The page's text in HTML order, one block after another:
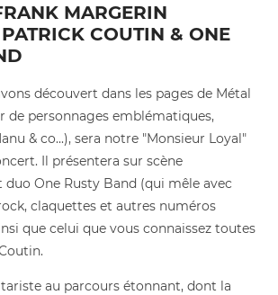
MARGERIN
COUTIN & ONE
découvert dans les pages de Métal
de personnages emblématiques,
& co...), sera notre "Monsieur Loyal"
Il présentera sur scène
One Rusty Band (qui mêle avec
claquettes et autres numéros
que celui que vous connaissez toutes
au parcours étonnant, dont la